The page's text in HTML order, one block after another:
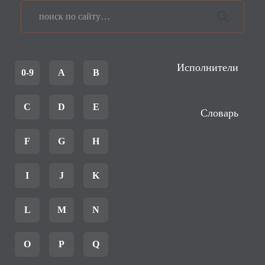
0-9 A B
C D E
F G H
I J K
L M N
O P Q
Исполнители
Словарь